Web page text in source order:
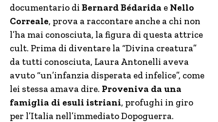
documentario di Bernard Bédarida e Nello
Correale, prova a raccontare anche a chi non
l’ha mai conosciuta, la figura di questa attrice
cult. Prima di diventare la “Divina creatura”
da tutti conosciuta, Laura Antonelli aveva
avuto “un’infanzia disperata ed infelice”, come
lei stessa amava dire. Proveniva da una
famiglia di esuli istriani, profughi in giro
per l’Italia nell’immediato Dopoguerra.